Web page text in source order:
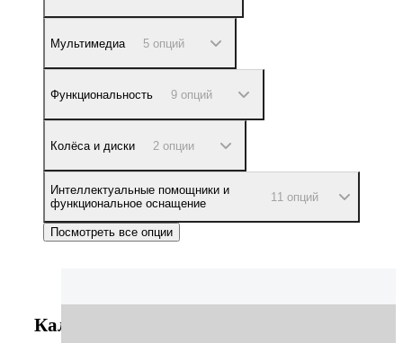
Мультимедиа 5 опций
Функциональность 9 опций
Колёса и диски 2 опции
Интеллектуальные помощники и
функциональное оснащение
11 опций
Посмотреть все опции
Калькулятор